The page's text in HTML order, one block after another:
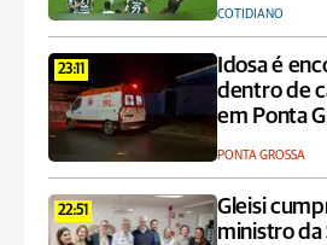
COTIDIANO
23:11
Idosa é
dentro de
em Ponta
PONTA GROSSA
22:51
Gleisi
ministro da